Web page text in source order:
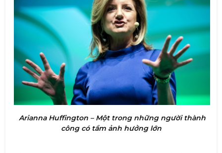
Arianna Huffington – Một trong những người thành
công có tầm ảnh hưởng lớn